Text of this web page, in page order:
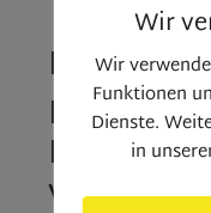
Deine
Wir
Wir
Funktionen
Dienste.
in